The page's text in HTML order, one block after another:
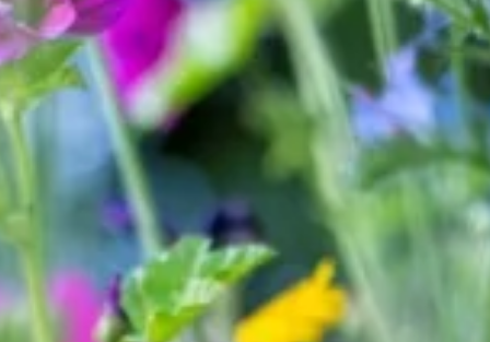
Over Samen1Nergie
Artikelen
Projecten
Contact